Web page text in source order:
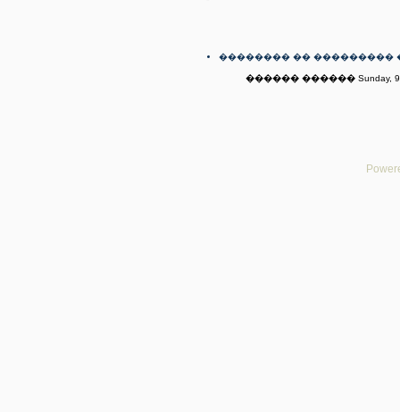
�������� �� ���������
������ ������ Sunday,